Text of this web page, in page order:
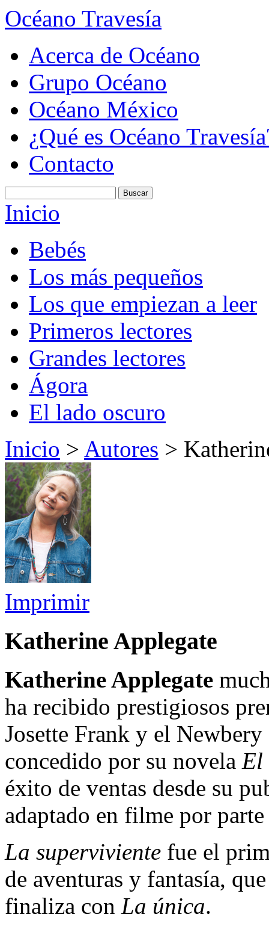
Océano Travesía
Acerca de Océano
Grupo Océano
Océano México
¿Qué es Océano
Contacto
Inicio
Bebés
Los más pequeños
Los que empiezan a leer
Primeros lectores
Grandes lectores
Ágora
El lado oscuro
Inicio > Autores >
Imprimir
Katherine Applegate
Katherine Applegate
ha recibido prestigiosos
Josette Frank y el
concedido por su novela El
éxito de ventas desde su
adaptado en filme por
La superviviente fue el
de aventuras y fantasía,
finaliza con La única.